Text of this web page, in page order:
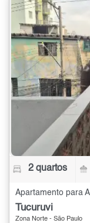
2 quartos
Apartamento para
Tucuruvi
Zona Norte - São Paulo